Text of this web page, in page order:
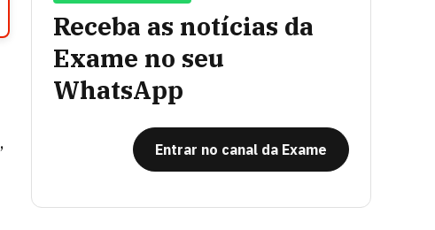
,
Receba as notícias da
Exame no seu
WhatsApp
Entrar no canal da Exame